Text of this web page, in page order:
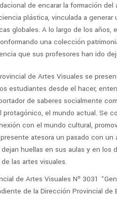
de encarar la formación
plástica, vinculada a
globales. A lo largo de los años,
una colección
que sus profesores han ido
de Artes Visuales se
estudiantes desde el hacer,
de saberes socialmente
protagónico, el mundo actual. Se
con el mundo cultural,
atesora un pasado con
huellas en sus aulas y en
las artes visuales.
de Artes Visuales Nº 3031
de la Dirección Provincial de